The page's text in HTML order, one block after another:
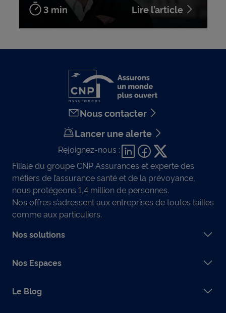
3 min
Lire l’article
Nous contacter
Lancer une alerte
Rejoignez-nous :
Filiale du groupe CNP Assurances et experte des
métiers de l’assurance santé et de la prévoyance,
nous protégeons 1,4 million de personnes.
Nos offres s’adressent aux entreprises de toutes tailles
comme aux particuliers.
Nos solutions
Nos Espaces
Le Blog